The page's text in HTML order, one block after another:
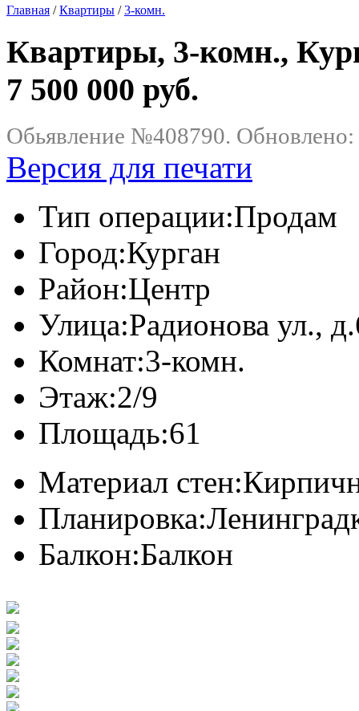
Главная /Квартиры /3-комн.
Квартиры, 3-комн.,
7 500 000 руб.
Обьявление №408790.
Версия для печати
Тип операции:Продам
Город:Курган
Район:Центр
Улица:Радионова ул.,
Комнат:3-комн.
Этаж:2/9
Площадь:61
Материал стен:
Планировка:
Балкон:Балкон